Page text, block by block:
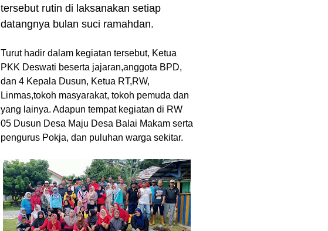
tersebut rutin di laksanakan setiap
datangnya bulan suci ramahdan.
Turut hadir dalam kegiatan tersebut, Ketua
PKK Deswati beserta jajaran,anggota BPD,
dan 4 Kepala Dusun, Ketua RT,RW,
Linmas,tokoh masyarakat, tokoh pemuda dan
yang lainya. Adapun tempat kegiatan di RW
05 Dusun Desa Maju Desa Balai Makam serta
pengurus Pokja, dan puluhan warga sekitar.